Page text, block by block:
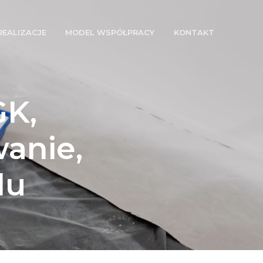
MODEL WSPÓŁPRACY KONTAKT